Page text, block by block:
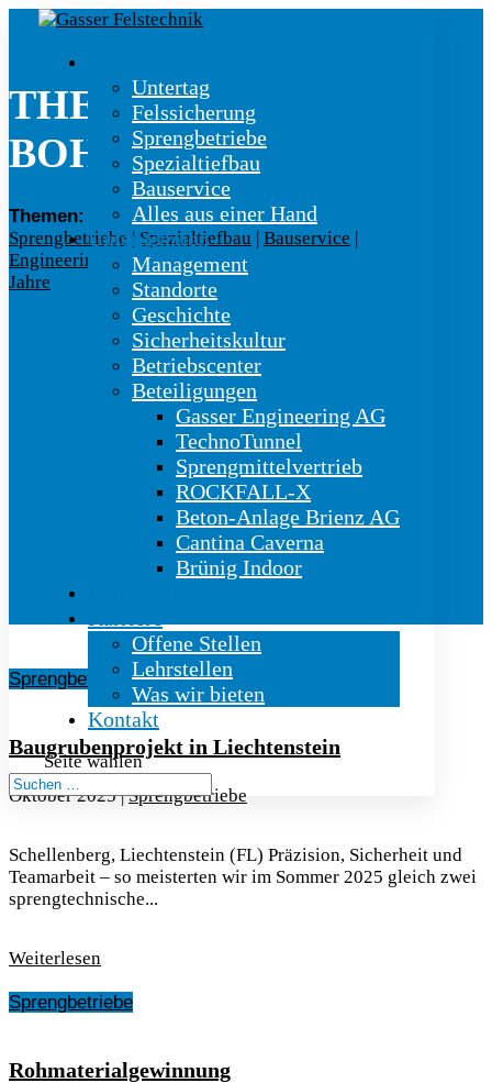
Untertag
Felssicherung
Sprengbetriebe
Spezialtiefbau
Bauservice
Alles aus einer Hand
Unternehmen
Management
Standorte
Geschichte
Sicherheitskultur
Betriebscenter
Beteiligungen
Gasser Engineering AG
TechnoTunnel
Sprengmittelvertrieb
ROCKFALL-X
Beton-Anlage Brienz AG
Cantina Caverna
Brünig Indoor
Offene Stellen
Lehrstellen
Was wir bieten
Kontakt
Seite wählen
THEMA:
BOHRARBEITEN
Themen: Untertag|Felssicherung|
Sprengbetriebe | Spezialtiefbau | Bauservice |
Engineering
|Betriebscenter|Gasser Welt
Jahre
Sprengbetriebe
Baugrubenprojekt in Liechtenstein
Oktober 2025|Sprengbetriebe
Schellenberg, Liechtenstein (FL) Präzision, Sicherheit und
Teamarbeit – so meisterten wir im Sommer 2025 gleich zwei
sprengtechnische...
Weiterlesen
Sprengbetriebe
Rohmaterialgewinnung